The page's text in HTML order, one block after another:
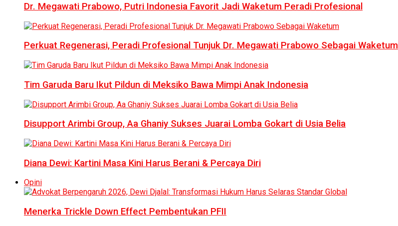
Dr. Megawati Prabowo, Putri Indonesia Favorit Jadi Waketum Peradi Profesional
Perkuat Regenerasi, Peradi Profesional Tunjuk Dr. Megawati Prabowo Sebagai Waketum
Tim Garuda Baru Ikut Pildun di Meksiko Bawa Mimpi Anak Indonesia
Disupport Arimbi Group, Aa Ghaniy Sukses Juarai Lomba Gokart di Usia Belia
Diana Dewi: Kartini Masa Kini Harus Berani & Percaya Diri
Opini
Menerka Trickle Down Effect Pembentukan PFII